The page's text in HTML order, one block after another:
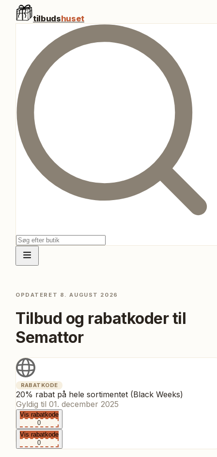
tilbudshuset
OPDATERET 8. AUGUST 2026
Tilbud og rabatkoder til
Semattor
RABATKODE
20% rabat på hele sortimentet (Black Weeks)
Gyldig til 01. december 2025
Vis rabatkode
0
Vis rabatkode
0